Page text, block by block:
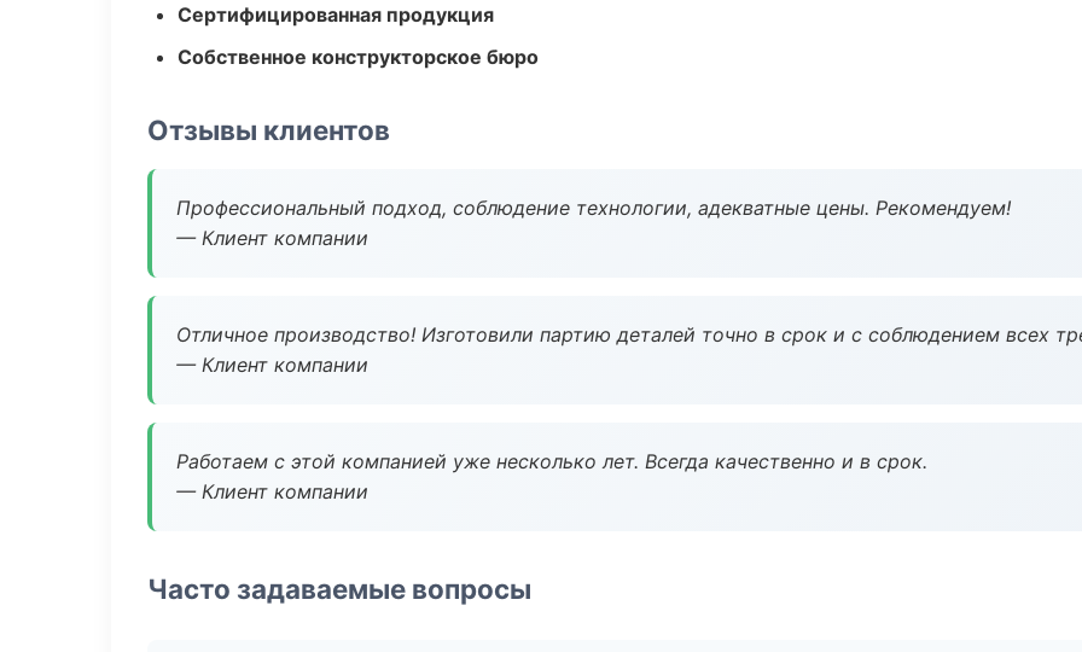
Сертифицированная продукция
Собственное конструкторское бюро
Отзывы клиентов
Профессиональный подход, соблюдение технологии, адекватные цены. Рекомендуем!
— Клиент компании
Отличное производство! Изготовили партию деталей точно в срок и с соблюдением всех
— Клиент компании
Работаем с этой компанией уже несколько лет. Всегда качественно и в срок.
— Клиент компании
Часто задаваемые вопросы